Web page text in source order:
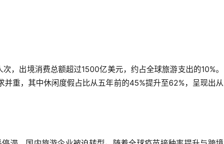
，出境消费总额超过1500亿美元，约占全球旅游支出的10%。
重，其中休闲度假占比从五年前的45%提升至62%，呈现出从